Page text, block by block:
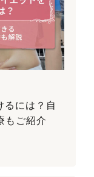
には？自
もご紹介